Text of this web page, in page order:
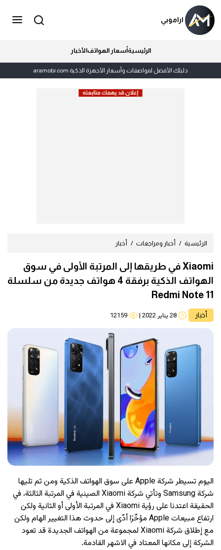
اراموبي
الرئيسيةأسعار الهواتفالأخبار
دليلك الأفضل لمواصفات وأسعار الأجهزة الذكية aramobi.com
الرئيسية أخبار ومراجعات أخبار
Xiaomi في طريقها إلى المرتبة الأولى في سوق
الهواتف الذكية برفقة 4 هواتف جديدة من سلسلة
Redmi Note 11
أخبار 28 يناير 2022 |
12159
اليوم تسيطر شركة Apple على سوق الهواتف الذكية ومن ثم تليها
شركة Samsung وتأتي شركة Xiaomi الصينية في المرتبة الثالثة، في
الحقيقة اعتدنا على رؤية Xiaomi في المرتبة الأولى أو الثانية ولكن
ارتفاع مبيعات Apple مؤخّرًا أدّى إلى حدوث هذا التغيير الهام ولكن
مع إطلاق شركة Xiaomi لمجموعة من الهواتف الجديدة قد تعود
الشركة إلى مكانها المعتاد في الاشهر القادمة.